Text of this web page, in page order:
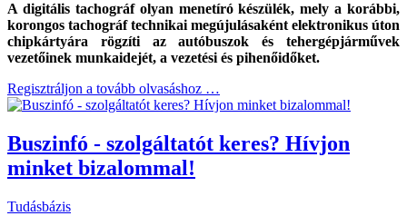
A digitális tachográf olyan menetíró készülék, mely a korábbi,
korongos tachográf technikai megújulásaként elektronikus úton
chipkártyára rögzíti az autóbuszok és tehergépjárművek
vezetőinek munkaidejét, a vezetési és pihenőidőket.
Regisztráljon a tovább olvasáshoz …
Buszinfó - szolgáltatót keres? Hívjon
minket bizalommal!
Tudásbázis